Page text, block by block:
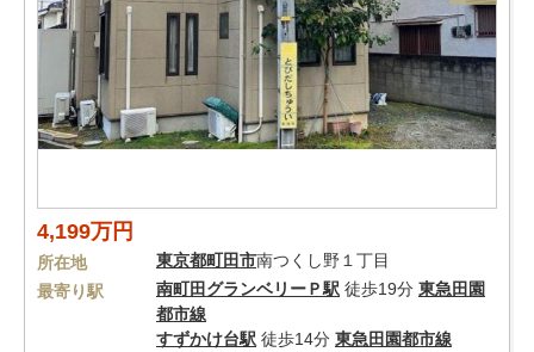
4,199万円
所在地 東京都町田市南つくし野１丁目
最寄り駅
南町田グランベリーＰ駅 徒歩19分 東急田園
都市線
すずかけ台駅 徒歩14分 東急田園都市線